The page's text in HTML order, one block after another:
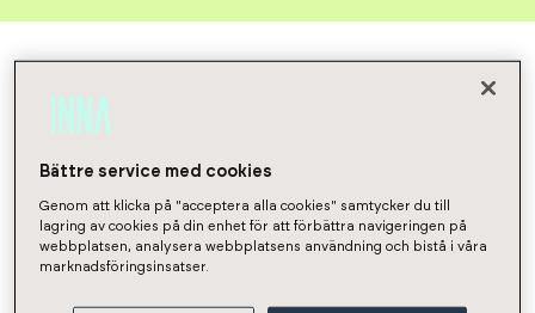
INNA Asuntovuokraus
Start an apartment
application
Bättre service med cookies
Genom att klicka på "acceptera alla cookies" samtycker du till
lagring av cookies på din enhet för att förbättra navigeringen på
webbplatsen, analysera webbplatsens användning och bistå i våra
marknadsföringsinsatser.